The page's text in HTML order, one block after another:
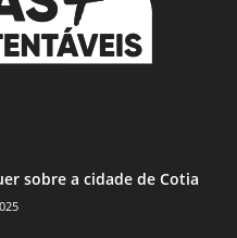
sobre a cidade de Cotia